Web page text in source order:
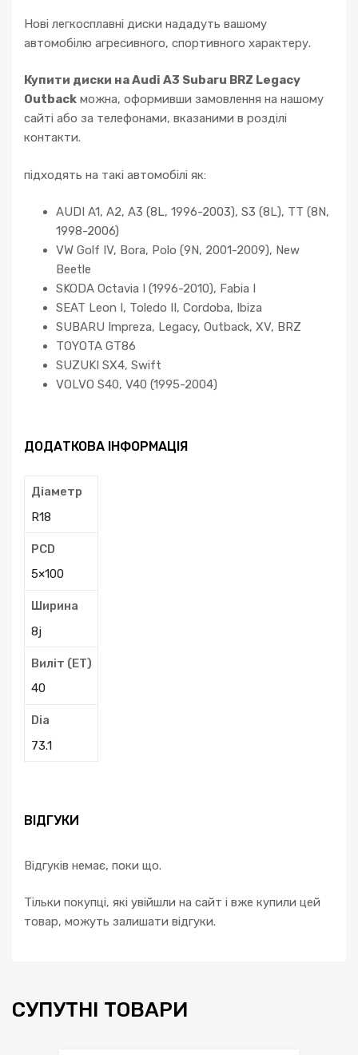
Нові легкосплавні диски нададуть вашому
автомобілю агресивного, спортивного характеру.
Купити диски на Audi A3 Subaru BRZ Legacy
Outback можна, оформивши замовлення на нашому
сайті або за телефонами, вказаними в розділі
контакти.
підходять на такі автомобілі як:
AUDI A1, A2, A3 (8L, 1996-2003), S3 (8L), TT (8N,
1998-2006)
VW Golf IV, Bora, Polo (9N, 2001-2009), New
Beetle
SKODA Octavia I (1996-2010), Fabia I
SEAT Leon I, Toledo II, Cordoba, Ibiza
SUBARU Impreza, Legacy, Outback, XV, BRZ
TOYOTA GT86
SUZUKI SX4, Swift
VOLVO S40, V40 (1995-2004)
ДОДАТКОВА ІНФОРМАЦІЯ
Діаметр
R18
PCD
5×100
Ширина
8j
Виліт (ЕТ)
40
Dia
73.1
ВІДГУКИ
Відгуків немає, поки що.
Тільки покупці, які увійшли на сайт і вже купили цей
товар, можуть залишати відгуки.
СУПУТНІ ТОВАРИ